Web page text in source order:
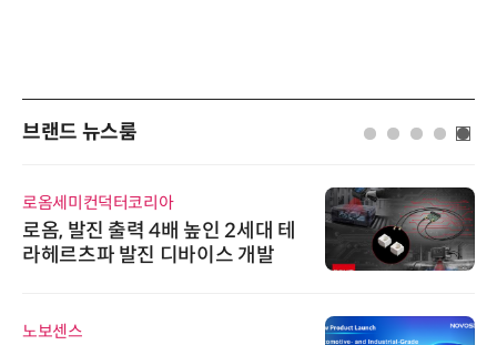
브랜드 뉴스룸
로옴세미컨덕터코리아
로옴, 발진 출력 4배 높인 2세대 테
라헤르츠파 발진 디바이스 개발
노보센스